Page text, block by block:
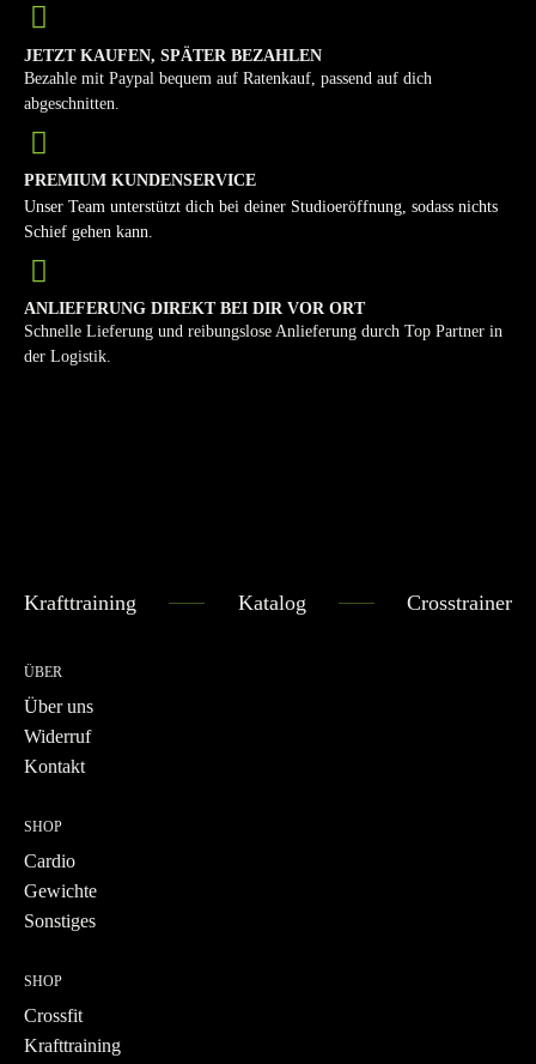
JETZT KAUFEN, SPÄTER BEZAHLEN
Bezahle mit Paypal bequem auf Ratenkauf, passend auf dich
abgeschnitten.
PREMIUM KUNDENSERVICE
Unser Team unterstützt dich bei deiner Studioeröffnung, sodass nichts
Schief gehen kann.
ANLIEFERUNG DIREKT BEI DIR VOR ORT
Schnelle Lieferung und reibungslose Anlieferung durch Top Partner in
der Logistik.
Krafttraining Katalog Crosstrainer
ÜBER
Über uns
Widerruf
Kontakt
SHOP
Cardio
Gewichte
Sonstiges
SHOP
Crossfit
Krafttraining